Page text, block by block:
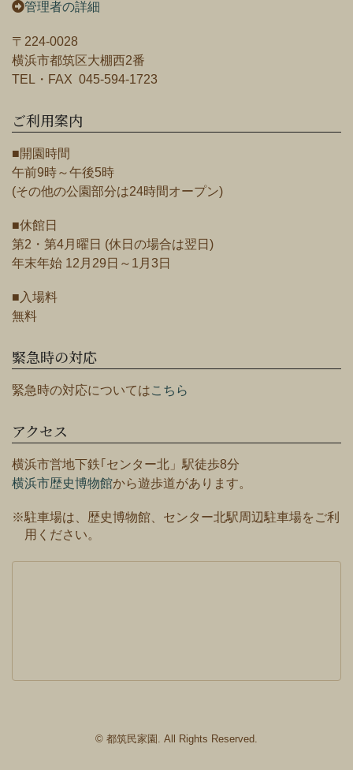
管理者の詳細
〒224-0028
横浜市都筑区大棚西2番
TEL・FAX 045-594-1723
ご利用案内
■開園時間
午前9時～午後5時
(その他の公園部分は24時間オープン)
■休館日
第2・第4月曜日 (休日の場合は翌日)
年末年始 12月29日～1月3日
■入場料
無料
緊急時の対応
緊急時の対応についてはこちら
アクセス
横浜市営地下鉄｢センター北」駅徒歩8分
横浜市歴史博物館から遊歩道があります。
※駐車場は、歴史博物館、センター北駅周辺駐車場をご利
用ください。
© 都筑民家園. All Rights Reserved.